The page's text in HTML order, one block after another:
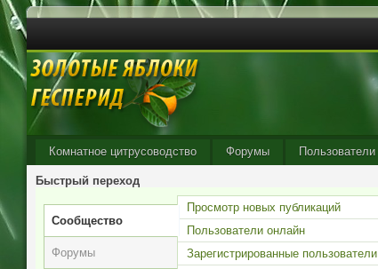
Комнатное цитрусоводство Форумы Пользователи
Быстрый переход
Сообщество
Форумы
Просмотр новых публикаций
Пользователи онлайн
Зарегистрированные пользователи